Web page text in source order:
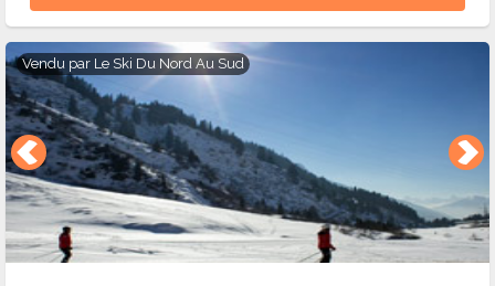
Vendu par Le Ski Du Nord Au Sud